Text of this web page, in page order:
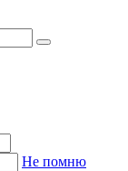
Не помню